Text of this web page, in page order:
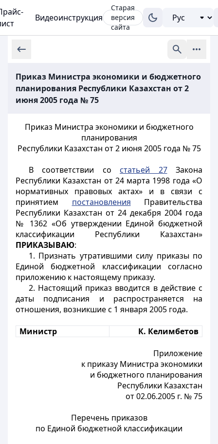
Видеоинструкция
Старая
версия
сайта
Приказ Министра экономики и бюджетного
планирования Республики Казахстан от 2
июня 2005 года № 75
Приказ Министра экономики и бюджетного
планирования
Республики Казахстан от 2 июня 2005 года № 75
В соответствии со статьей 27Закона
Республики Казахстан от 24 марта 1998 года «О
нормативных правовых актах» и в связи с
принятием постановления Правительства
Республики Казахстан от 24 декабря 2004 года
№ 1362 «Об утверждении Единой бюджетной
классификации Республики Казахстан»
ПРИКАЗЫВАЮ:
1. Признать утратившими силу приказы по
Единой бюджетной классификации согласно
приложению к настоящему приказу.
2. Настоящий приказ вводится в действие с
даты подписания и распространяется на
отношения, возникшие с 1 января 2005 года.
Министр К. Келимбетов
Приложение
к приказу Министра экономики
и бюджетного планирования
Республики Казахстан
от 02.06.2005 г. № 75
Перечень приказов
по Единой бюджетной классификации